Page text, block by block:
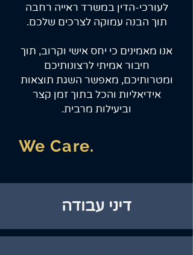
לעורכי-הדין במשרד ראייה רחבה
תוך הבנה עמוקה לצרכים שלכם.
אנו מאמינים כי יחס אישי וקרוב, תוך
חיבור אמיתי לרצונותיכם
ומטרותיכם, מאפשר השגת תוצאות
אידיאליות והכל בתוך זמן קצר
וביעילות מרבית.
We Care.
דיני עבודה